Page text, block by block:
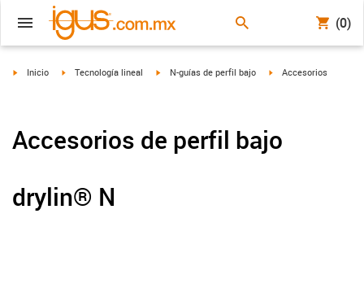
(0)
igus-icon-arrow-right
Inicio igus-icon-arrow-right
Tecnología lineal igus-icon-arrow-right
N-guías de perfil bajo igus-icon-arrow-right
Accesorios
Accesorios de perfil bajo
drylin® N